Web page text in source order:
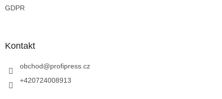
GDPR
Kontakt
obchod@profipress.cz
+420724008913